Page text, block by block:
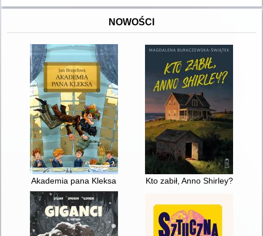
NOWOŚCI
Akademia pana Kleksa Kto zabił, Anno Shirley?